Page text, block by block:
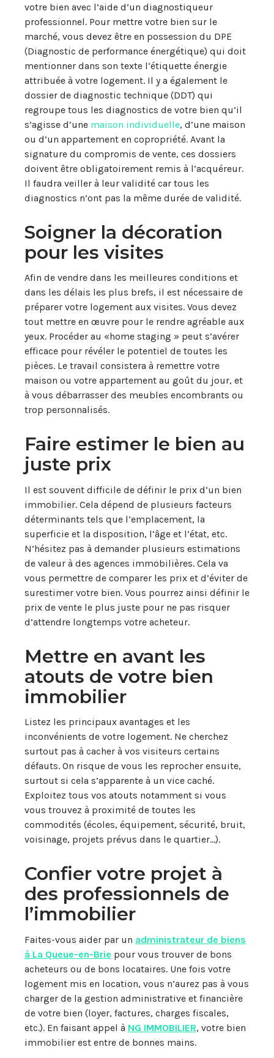
votre bien avec l’aide d’un diagnostiqueur
professionnel. Pour mettre votre bien sur le
marché, vous devez être en possession du DPE
(Diagnostic de performance énergétique) qui doit
mentionner dans son texte l’étiquette énergie
attribuée à votre logement. Il y a également le
dossier de diagnostic technique (DDT) qui
regroupe tous les diagnostics de votre bien qu’il
s’agisse d’une maison individuelle, d’une maison
ou d’un appartement en copropriété. Avant la
signature du compromis de vente, ces dossiers
doivent être obligatoirement remis à l’acquéreur.
Il faudra veiller à leur validité car tous les
diagnostics n’ont pas la même durée de validité.
Soigner la décoration
pour les visites
Afin de vendre dans les meilleures conditions et
dans les délais les plus brefs, il est nécessaire de
préparer votre logement aux visites. Vous devez
tout mettre en œuvre pour le rendre agréable aux
yeux. Procéder au «home staging » peut s’avérer
efficace pour révéler le potentiel de toutes les
pièces. Le travail consistera à remettre votre
maison ou votre appartement au goût du jour, et
à vous débarrasser des meubles encombrants ou
trop personnalisés.
Faire estimer le bien au
juste prix
Il est souvent difficile de définir le prix d’un bien
immobilier. Cela dépend de plusieurs facteurs
déterminants tels que l’emplacement, la
superficie et la disposition, l’âge et l’état, etc.
N’hésitez pas à demander plusieurs estimations
de valeur à des agences immobilières. Cela va
vous permettre de comparer les prix et d’éviter de
surestimer votre bien. Vous pourrez ainsi définir le
prix de vente le plus juste pour ne pas risquer
d’attendre longtemps votre acheteur.
Mettre en avant les
atouts de votre bien
immobilier
Listez les principaux avantages et les
inconvénients de votre logement. Ne cherchez
surtout pas à cacher à vos visiteurs certains
défauts. On risque de vous les reprocher ensuite,
surtout si cela s’apparente à un vice caché.
Exploitez tous vos atouts notamment si vous
vous trouvez à proximité de toutes les
commodités (écoles, équipement, sécurité, bruit,
voisinage, projets prévus dans le quartier…).
Confier votre projet à
des professionnels de
l’immobilier
Faites-vous aider par un administrateur de biens
à La Queue-en-Brie pour vous trouver de bons
acheteurs ou de bons locataires. Une fois votre
logement mis en location, vous n’aurez pas à vous
charger de la gestion administrative et financière
de votre bien (loyer, factures, charges fiscales,
etc.). En faisant appel à NG IMMOBILIER, votre bien
immobilier est entre de bonnes mains.